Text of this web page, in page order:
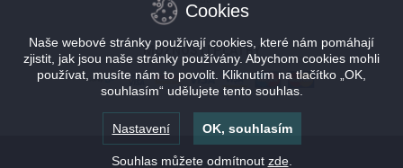
MOŽNOSTI PLATBY
Cookies
Naše webové stránky používají cookies, které nám pomáhají
zjistit, jak jsou naše stránky používány. Abychom cookies mohli
používat, musíte nám to povolit. Kliknutím na tlačítko „OK,
souhlasím“ udělujete tento souhlas.
Nastavení OK, souhlasím
Souhlas můžete odmítnout zde.